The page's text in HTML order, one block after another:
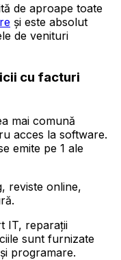
de aproape toate
și este absolut
de venituri
cu facturi
mai comună
acces la software.
emite pe 1 ale
reviste online,
IT, reparații
sunt furnizate
programare.